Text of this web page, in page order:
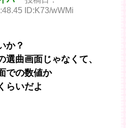
ID:K73/wWMi
か？
選曲画面じゃなくて、
での数値か
らいだよ